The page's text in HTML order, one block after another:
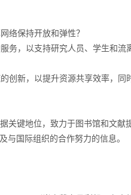
络保持开放和弹性？
务，以支持研究人员、学生和流
创新，以提升资源共享效率，同
关键地位，致力于图书馆和文献
与国际组织的合作努力的信息。